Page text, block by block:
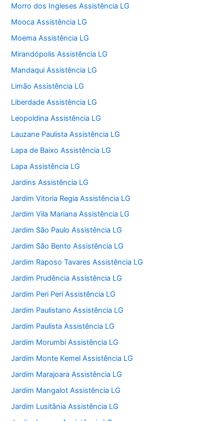
Morro dos Ingleses Assistência LG
Mooca Assistência LG
Moema Assistência LG
Mirandópolis Assistência LG
Mandaqui Assistência LG
Limão Assistência LG
Liberdade Assistência LG
Leopoldina Assistência LG
Lauzane Paulista Assistência LG
Lapa de Baixo Assistência LG
Lapa Assistência LG
Jardins Assistência LG
Jardim Vitoria Regia Assistência LG
Jardim Vila Mariana Assistência LG
Jardim São Paulo Assistência LG
Jardim São Bento Assistência LG
Jardim Raposo Tavares Assistência LG
Jardim Prudência Assistência LG
Jardim Peri Peri Assistência LG
Jardim Paulistano Assistência LG
Jardim Paulista Assistência LG
Jardim Morumbi Assistência LG
Jardim Monte Kemel Assistência LG
Jardim Marajoara Assistência LG
Jardim Mangalot Assistência LG
Jardim Lusitânia Assistência LG